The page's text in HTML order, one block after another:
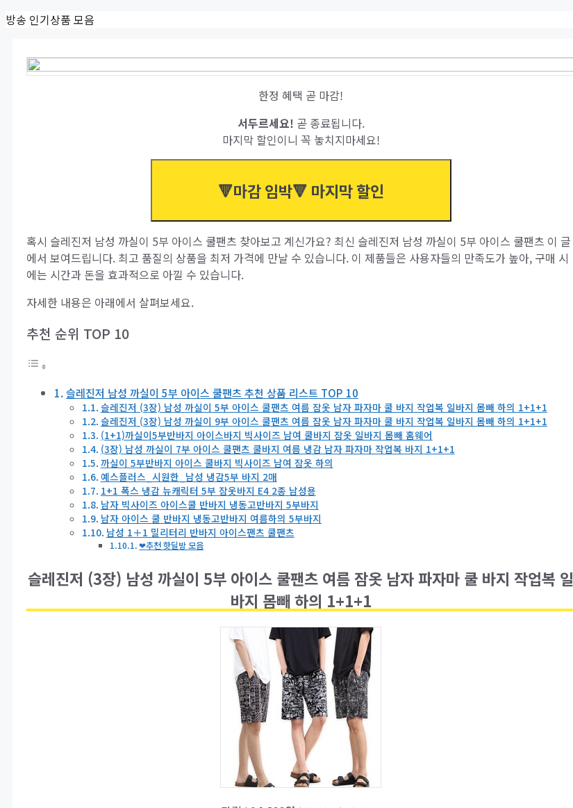
Skip
방송 인기상품 모음
한정 혜택 곧 마감!
서두르세요! 곧 종료됩니다.
마지막 할인이니 꼭 놓치지마세요!
🔻마감 임박🔻 마지막 할인
혹시 슬레진저 남성 까실이 5부 아이스 쿨팬츠 찾아보고 계신가요? 최신 슬레진저 남성 까실이 5부 아이스 쿨팬츠 이 글
에서 보여드립니다. 최고 품질의 상품을 최저 가격에 만날 수 있습니다. 이 제품들은 사용자들의 만족도가 높아, 구매 시
에는 시간과 돈을 효과적으로 아낄 수 있습니다.
자세한 내용은 아래에서 살펴보세요.
추천 순위 TOP 10
슬레진저 남성 까실이 5부 아이스 쿨팬츠 추천 상품 리스트 TOP 10
슬레진저 (3장) 남성 까실이 5부 아이스 쿨팬츠 여름 잠옷 남자 파자마 쿨 바지 작업복 일바지 몸빼 하의 1+1+1
슬레진저 (3장) 남성 까실이 9부 아이스 쿨팬츠 여름 잠옷 남자 파자마 쿨 바지 작업복 일바지 몸빼 하의 1+1+1
(1+1)까실이5부반바지 아이스바지 빅사이즈 남여 쿨바지 잠옷 일바지 몸빼 홈웨어
(3장) 남성 까실이 7부 아이스 쿨팬츠 쿨바지 여름 냉감 남자 파자마 작업복 바지 1+1+1
까실이 5부반바지 아이스 쿨바지 빅사이즈 남여 잠옷 하의
예스플러스_시원한_남성 냉감5부 바지 2매
1+1 폭스 냉감 뉴캐릭터 5부 잠옷바지 E4 2종 남성용
남자 빅사이즈 아이스쿨 반바지 냉동고반바지 5부바지
남자 아이스 쿨 반바지 냉동고반바지 여름하의 5부바지
남성 1＋1 밀리터리 반바지 아이스팬츠 쿨팬츠
❤추천 핫딜방 모음
슬레진저 (3장) 남성 까실이 5부 아이스 쿨팬츠 여름 잠옷 남자 파자마 쿨 바지 작업복 일
바지 몸빼 하의 1+1+1